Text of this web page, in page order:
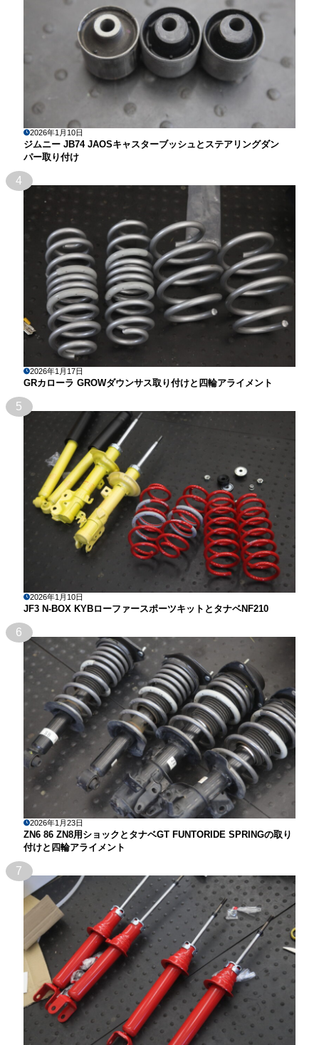
2026年1月10日
ジムニー JB74 JAOSキャスターブッシュとステアリングダン
パー取り付け
4
2026年1月17日
GRカローラ GROWダウンサス取り付けと四輪アライメント
5
2026年1月10日
JF3 N-BOX KYBローファースポーツキットとタナベNF210
6
2026年1月23日
ZN6 86 ZN8用ショックとタナベGT FUNTORIDE SPRINGの取り
付けと四輪アライメント
7